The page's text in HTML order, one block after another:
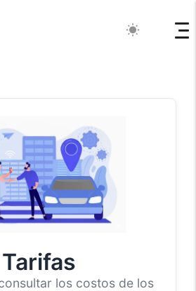
wb_sunny
Tarifas
los costos de los